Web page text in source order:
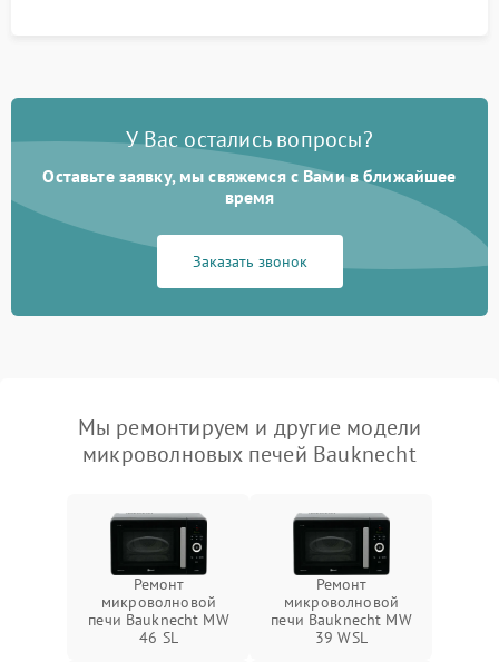
У Вас остались вопросы?
Оставьте заявку, мы свяжемся с Вами в ближайшее
время
Заказать звонок
Мы ремонтируем и другие модели
микроволновых печей Bauknecht
Ремонт
микроволновой
печи Bauknecht MW
46 SL
Ремонт
микроволновой
печи Bauknecht MW
39 WSL